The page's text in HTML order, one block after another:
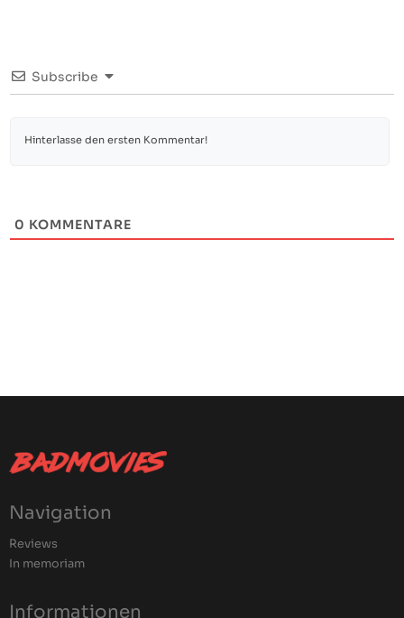
Subscribe
0 KOMMENTARE
Navigation
Reviews
In memoriam
Informationen